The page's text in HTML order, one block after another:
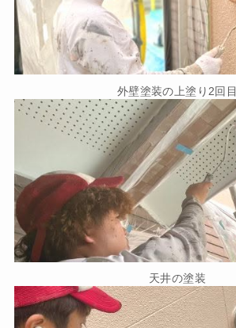
外壁塗装の上塗り2回目
天井の塗装